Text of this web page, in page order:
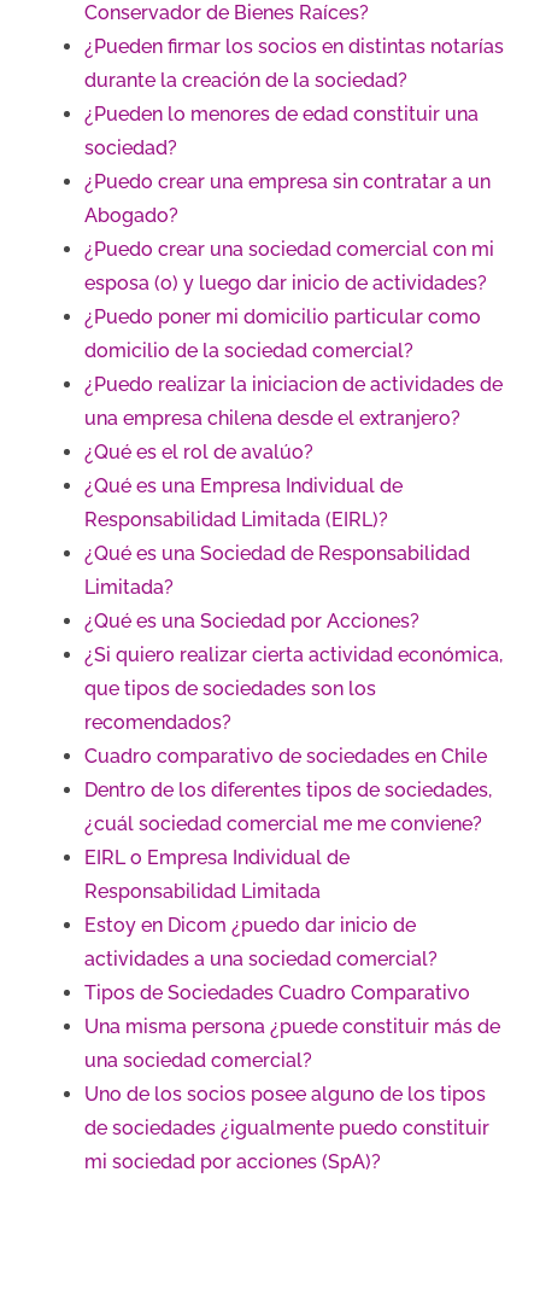
Conservador de Bienes Raíces?
¿Pueden firmar los socios en distintas notarías
durante la creación de la sociedad?
¿Pueden lo menores de edad constituir una
sociedad?
¿Puedo crear una empresa sin contratar a un
Abogado?
¿Puedo crear una sociedad comercial con mi
esposa (o) y luego dar inicio de actividades?
¿Puedo poner mi domicilio particular como
domicilio de la sociedad comercial?
¿Puedo realizar la iniciacion de actividades de
una empresa chilena desde el extranjero?
¿Qué es el rol de avalúo?
¿Qué es una Empresa Individual de
Responsabilidad Limitada (EIRL)?
¿Qué es una Sociedad de Responsabilidad
Limitada?
¿Qué es una Sociedad por Acciones?
¿Si quiero realizar cierta actividad económica,
que tipos de sociedades son los
recomendados?
Cuadro comparativo de sociedades en Chile
Dentro de los diferentes tipos de sociedades,
¿cuál sociedad comercial me me conviene?
EIRL o Empresa Individual de
Responsabilidad Limitada
Estoy en Dicom ¿puedo dar inicio de
actividades a una sociedad comercial?
Tipos de Sociedades Cuadro Comparativo
Una misma persona ¿puede constituir más de
una sociedad comercial?
Uno de los socios posee alguno de los tipos
de sociedades ¿igualmente puedo constituir
mi sociedad por acciones (SpA)?